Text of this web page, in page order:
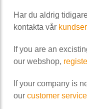
Har du aldrig
kontakta vår
If you are an
our webshop,
If your company is
our customer service